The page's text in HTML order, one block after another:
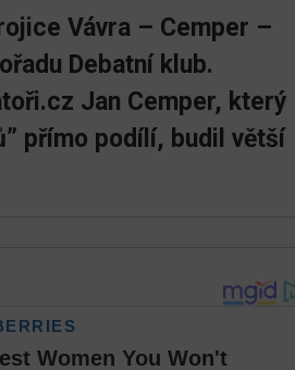
Vávra – Cemper –
Debatní klub.
Jan Cemper, který
přímo podílí, budil větší